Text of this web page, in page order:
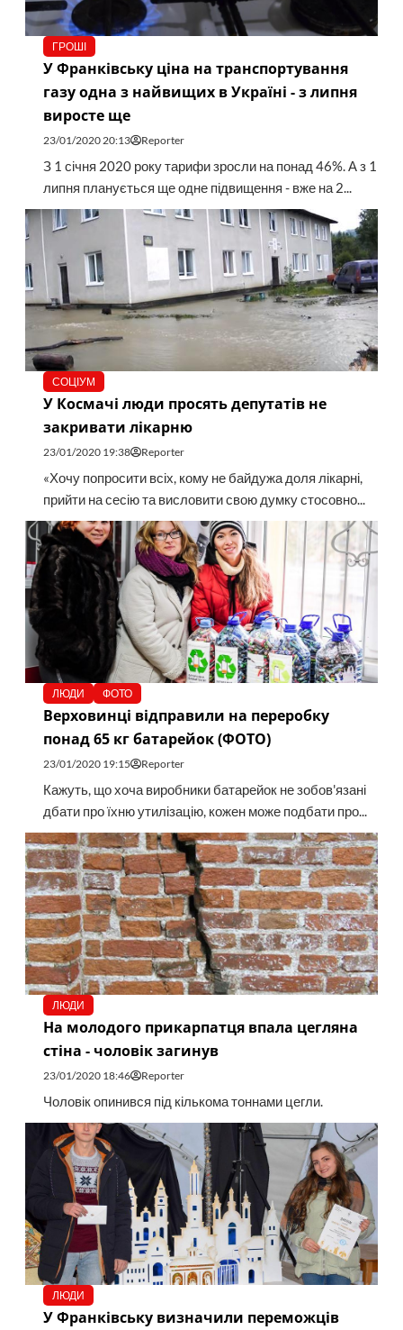
ГРОШІ
У Франківську ціна на транспортування
газу одна з найвищих в Україні - з липня
виросте ще
23/01/2020 20:13 Reporter
З 1 січня 2020 року тарифи зросли на понад 46%. А з 1
липня планується ще одне підвищення - вже на 2...
СОЦІУМ
У Космачі люди просять депутатів не
закривати лікарню
23/01/2020 19:38 Reporter
«Хочу попросити всіх, кому не байдужа доля лікарні,
прийти на сесію та висловити свою думку стосовно...
ЛЮДИ ФОТО
Верховинці відправили на переробку
понад 65 кг батарейок (ФОТО)
23/01/2020 19:15 Reporter
Кажуть, що хоча виробники батарейок не зобов'язані
дбати про їхню утилізацію, кожен може подбати про...
ЛЮДИ
На молодого прикарпатця впала цегляна
стіна - чоловік загинув
23/01/2020 18:46 Reporter
Чоловік опинився під кількома тоннами цегли.
ЛЮДИ
У Франківську визначили переможців